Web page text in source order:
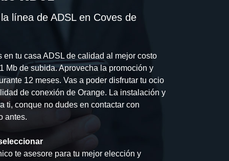
línea de ADSL en Coves de
en tu casa ADSL de calidad al mejor costo
Mb de subida. Aprovecha la promoción y
12 meses. Vas a poder disfrutar tu ocio
de conexión de Orange. La instalación y
ti, conque no dudes en contactar con
antes.
te asesore para tu mejor elección y